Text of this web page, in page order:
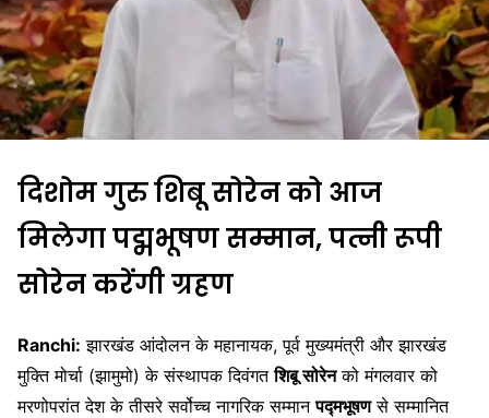
दिशोम गुरु शिबू सोरेन को आज
मिलेगा पद्मभूषण सम्मान, पत्नी रूपी
सोरेन करेंगी ग्रहण
Ranchi: झारखंड आंदोलन के महानायक, पूर्व मुख्यमंत्री और झारखंड
मुक्ति मोर्चा (झामुमो) के संस्थापक दिवंगतशिबू सोरेनको मंगलवार को
मरणोपरांत देश के तीसरे सर्वोच्च नागरिक सम्मानपद्मभूषणसे सम्मानित